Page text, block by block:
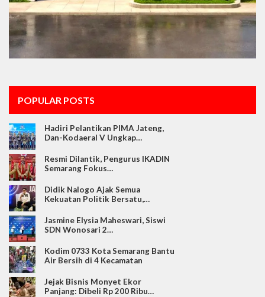
POPULAR POSTS
Hadiri Pelantikan PIMA Jateng,
Dan-Kodaeral V Ungkap…
Resmi Dilantik, Pengurus IKADIN
Semarang Fokus…
Didik Nalogo Ajak Semua
Kekuatan Politik Bersatu,…
Jasmine Elysia Maheswari, Siswi
SDN Wonosari 2…
Kodim 0733 Kota Semarang Bantu
Air Bersih di 4 Kecamatan
Jejak Bisnis Monyet Ekor
Panjang: Dibeli Rp 200 Ribu…